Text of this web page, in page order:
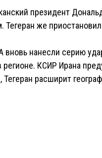
президент
же
нанесли серию
КСИР Ирана
расширит